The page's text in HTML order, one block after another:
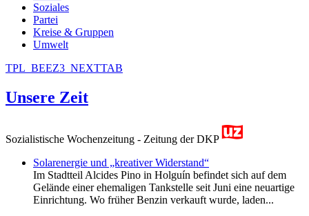
Soziales
Partei
Kreise & Gruppen
Umwelt
TPL_BEEZ3_NEXTTAB
Unsere Zeit
Sozialistische Wochenzeitung - Zeitung der DKP
Solarenergie und „kreativer Widerstand“
Im Stadtteil Alcides Pino in Holguín befindet sich auf dem
Gelände einer ehemaligen Tankstelle seit Juni eine neuartige
Einrichtung. Wo früher Benzin verkauft wurde, laden...